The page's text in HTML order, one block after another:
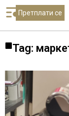
Претплати се
Tag: